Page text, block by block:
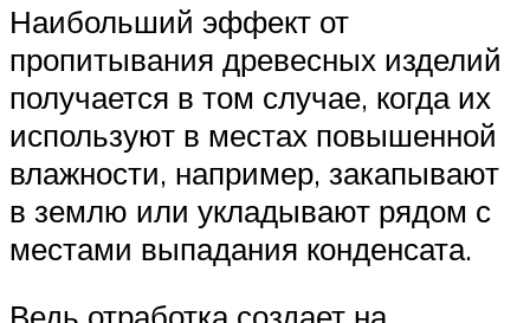
Наибольший эффект от
пропитывания древесных изделий
получается в том случае, когда их
используют в местах повышенной
влажности, например, закапывают
в землю или укладывают рядом с
местами выпадания конденсата.